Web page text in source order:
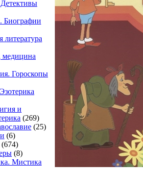
Биографии
литература
медицина
Гороскопы
и
(269)
(25)
(6)
(674)
(8)
Мистика